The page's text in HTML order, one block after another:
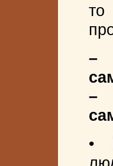
–
–
•